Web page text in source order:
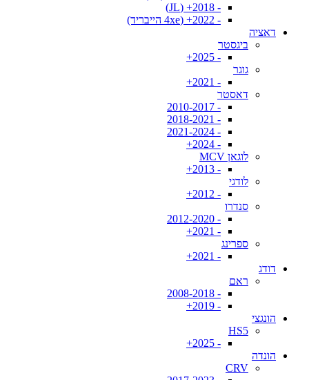
- 2018+ (JL)
- 2022+ (4xe הייבריד)
דאציה
ביגסטר
- 2025+
גוגר
- 2021+
דאסטר
- 2010-2017
- 2018-2021
- 2021-2024
- 2024+
לוגאן MCV
- 2013+
לודגי
- 2012+
סנדרו
- 2012-2020
- 2021+
ספרינג
- 2021+
דודג
ראם
- 2008-2018
- 2019+
הונגצי
HS5
- 2025+
הונדה
CRV